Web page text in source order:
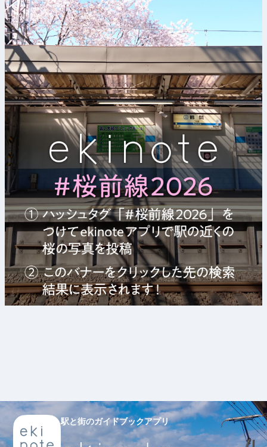
駅と街のガイドブックアプリ